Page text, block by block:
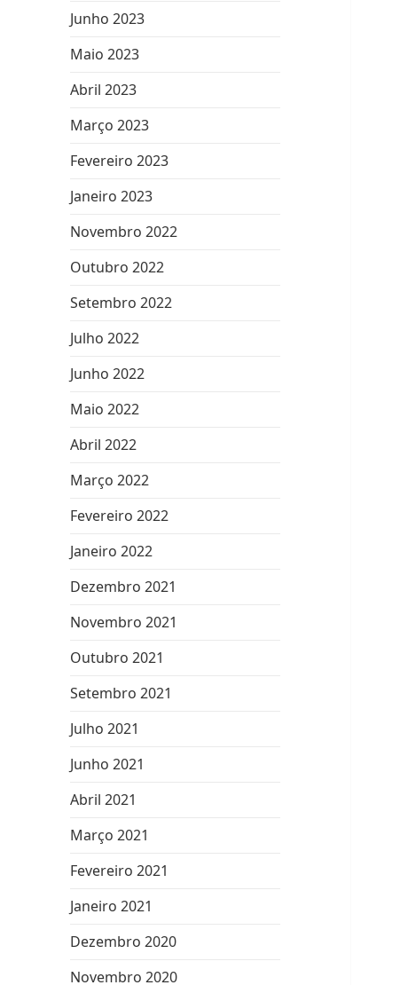
Junho 2023
Maio 2023
Abril 2023
Março 2023
Fevereiro 2023
Janeiro 2023
Novembro 2022
Outubro 2022
Setembro 2022
Julho 2022
Junho 2022
Maio 2022
Abril 2022
Março 2022
Fevereiro 2022
Janeiro 2022
Dezembro 2021
Novembro 2021
Outubro 2021
Setembro 2021
Julho 2021
Junho 2021
Abril 2021
Março 2021
Fevereiro 2021
Janeiro 2021
Dezembro 2020
Novembro 2020